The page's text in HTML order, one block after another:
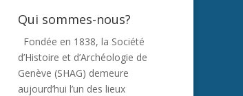
Qui sommes-nous?
Fondée en 1838, la Société
d’Histoire et d’Archéologie de
Genève (SHAG) demeure
aujourd’hui l’un des lieux